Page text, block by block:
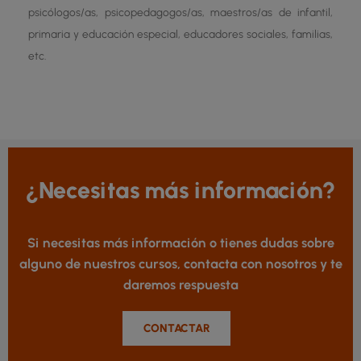
psicólogos/as, psicopedagogos/as, maestros/as de infantil,
primaria y educación especial, educadores sociales, familias,
etc.
¿Necesitas más información?
Si necesitas más información o tienes dudas sobre
alguno de nuestros cursos, contacta con nosotros y te
daremos respuesta
CONTACTAR